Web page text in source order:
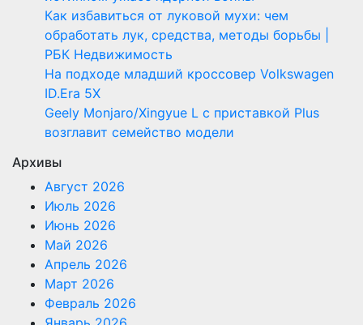
Как избавиться от луковой мухи: чем
обработать лук, средства, методы борьбы |
РБК Недвижимость
На подходе младший кроссовер Volkswagen
ID.Era 5X
Geely Monjaro/Xingyue L с приставкой Plus
возглавит семейство модели
Архивы
Август 2026
Июль 2026
Июнь 2026
Май 2026
Апрель 2026
Март 2026
Февраль 2026